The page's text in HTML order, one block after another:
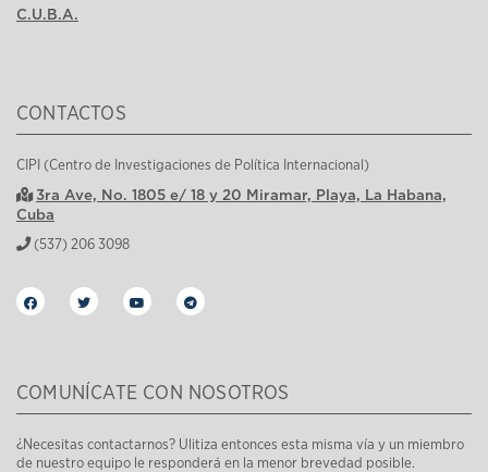
C.U.B.A.
CONTACTOS
CIPI (Centro de Investigaciones de Política Internacional)
3ra Ave, No. 1805 e/ 18 y 20 Miramar, Playa, La Habana,
Cuba
(537) 206 3098
COMUNÍCATE CON NOSOTROS
¿Necesitas contactarnos? Ulitiza entonces esta misma vía y un miembro
de nuestro equipo le responderá en la menor brevedad posible.